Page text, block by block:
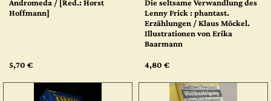
Andromeda / [Red.: Horst
Hoffmann]
5,70 €
Die seltsame Verwandlung des
Lenny Frick : phantast.
Erzählungen / Klaus Möckel.
Illustrationen von Erika
Baarmann
4,80 €